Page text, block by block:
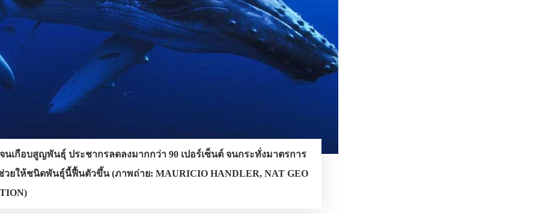
เกือบสูญพันธุ์ ประชากรลดลงมากกว่า 90 เปอร์เซ็นต์ จนกระทั่งมาตรการ
วยให้ชนิดพันธุ์นี้ฟื้นตัวขึ้น (ภาพถ่าย: MAURICIO HANDLER, NAT GEO